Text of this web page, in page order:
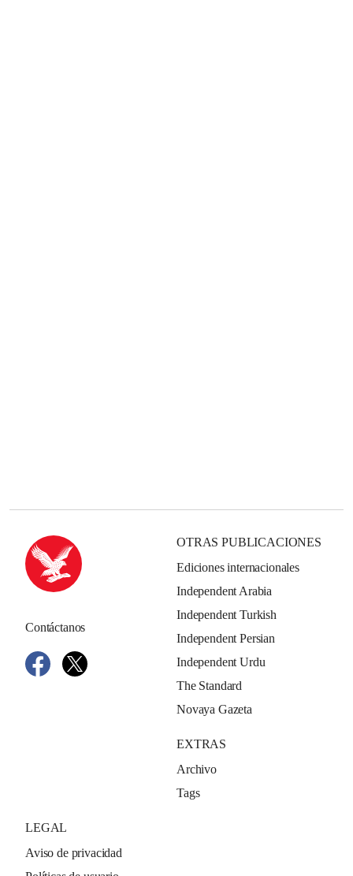
Contáctanos
OTRAS PUBLICACIONES
Ediciones internacionales
Independent Arabia
Independent Turkish
Independent Persian
Independent Urdu
The Standard
Novaya Gazeta
EXTRAS
Archivo
Tags
LEGAL
Aviso de privacidad